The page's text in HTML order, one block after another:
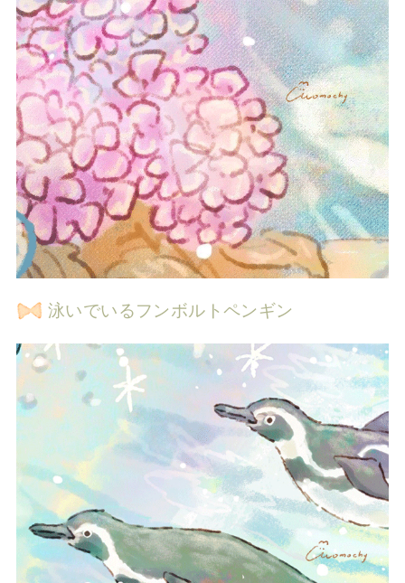
泳いでいるフンボルトペンギン